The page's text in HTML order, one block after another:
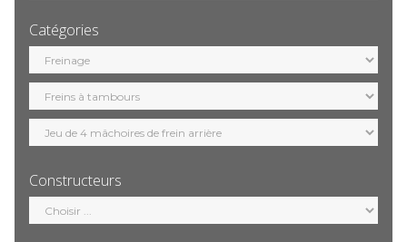
Catégories
Sélection
catégorie
Constructeurs
Sélection
constructeur